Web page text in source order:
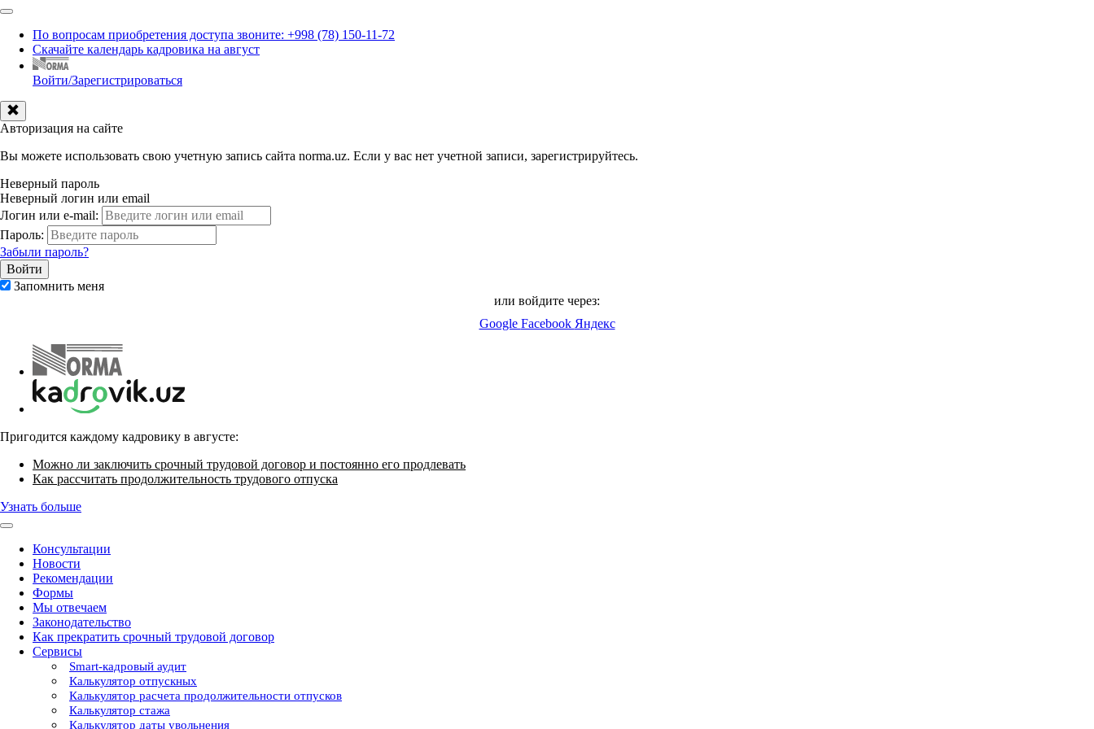
По вопросам приобретения доступа звоните: +998 (78) 150-11-72
Скачайте календарь кадровика на август
Войти/Зарегистрироваться
Авторизация на сайте
Вы можете использовать свою учетную запись сайта norma.uz. Если у вас нет учетной записи, зарегистрируйтесь.
Неверный пароль
Неверный логин или email
Логин или e-mail:
Пароль:
Забыли пароль?
Запомнить меня
или войдите через:
Google Facebook Яндекс
Пригодится каждому кадровику в августе:
Можно ли заключить срочный трудовой договор и постоянно его продлевать
Как рассчитать продолжительность трудового отпуска
Узнать больше
Консультации
Новости
Рекомендации
Формы
Мы отвечаем
Законодательство
Как прекратить срочный трудовой договор
Сервисы
Smart-кадровый аудит
Калькулятор отпускных
Калькулятор расчета продолжительности отпусков
Калькулятор стажа
Калькулятор даты увольнения